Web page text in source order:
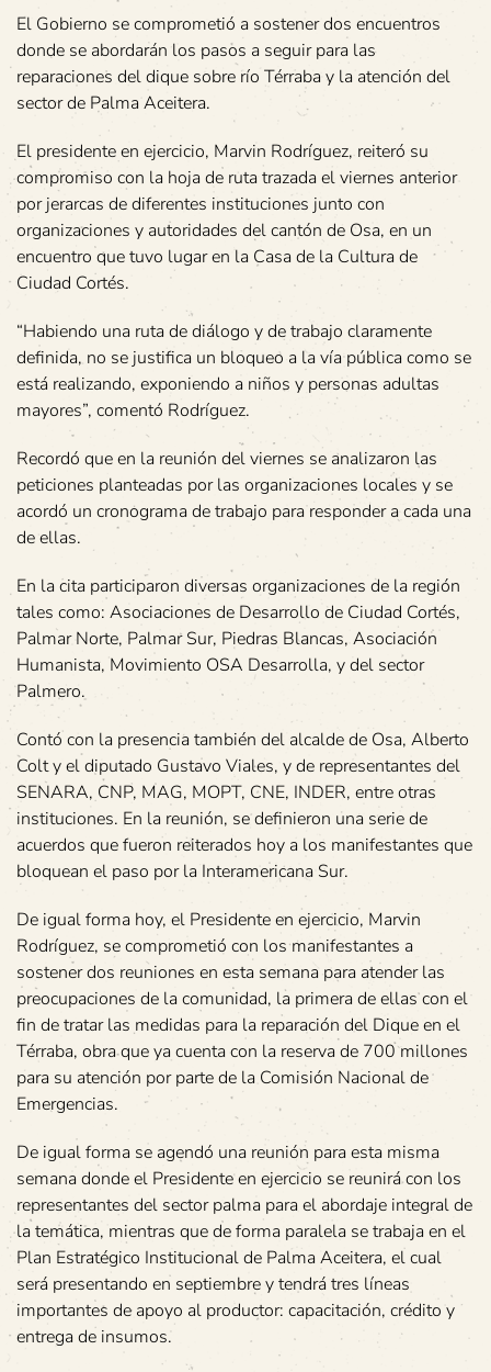
El Gobierno se comprometió a sostener dos encuentros
donde se abordarán los pasos a seguir para las
reparaciones del dique sobre río Térraba y la atención del
sector de Palma Aceitera.
El presidente en ejercicio, Marvin Rodríguez, reiteró su
compromiso con la hoja de ruta trazada el viernes anterior
por jerarcas de diferentes instituciones junto con
organizaciones y autoridades del cantón de Osa, en un
encuentro que tuvo lugar en la Casa de la Cultura de
Ciudad Cortés.
“Habiendo una ruta de diálogo y de trabajo claramente
definida, no se justifica un bloqueo a la vía pública como se
está realizando, exponiendo a niños y personas adultas
mayores”, comentó Rodríguez.
Recordó que en la reunión del viernes se analizaron las
peticiones planteadas por las organizaciones locales y se
acordó un cronograma de trabajo para responder a cada una
de ellas.
En la cita participaron diversas organizaciones de la región
tales como: Asociaciones de Desarrollo de Ciudad Cortés,
Palmar Norte, Palmar Sur, Piedras Blancas, Asociación
Humanista, Movimiento OSA Desarrolla, y del sector
Palmero.
Contó con la presencia también del alcalde de Osa, Alberto
Colt y el diputado Gustavo Viales, y de representantes del
SENARA, CNP, MAG, MOPT, CNE, INDER, entre otras
instituciones. En la reunión, se definieron una serie de
acuerdos que fueron reiterados hoy a los manifestantes que
bloquean el paso por la Interamericana Sur.
De igual forma hoy, el Presidente en ejercicio, Marvin
Rodríguez, se comprometió con los manifestantes a
sostener dos reuniones en esta semana para atender las
preocupaciones de la comunidad, la primera de ellas con el
fin de tratar las medidas para la reparación del Dique en el
Térraba, obra que ya cuenta con la reserva de 700 millones
para su atención por parte de la Comisión Nacional de
Emergencias.
De igual forma se agendó una reunión para esta misma
semana donde el Presidente en ejercicio se reunirá con los
representantes del sector palma para el abordaje integral de
la temática, mientras que de forma paralela se trabaja en el
Plan Estratégico Institucional de Palma Aceitera, el cual
será presentando en septiembre y tendrá tres líneas
importantes de apoyo al productor: capacitación, crédito y
entrega de insumos.